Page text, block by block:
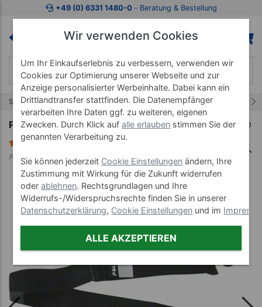
Zum Kaufbereich springen Zur Produktbeschreibung
+49 (0) 6331 1480-0 ‐ Beratung & Bestellung
Start Pulsmesser
POLAR Ersatzgurt für POLAR Sender, Gr. M
1 Bewertung
Art-Nr. 22229
Wir verwenden Cookies
Um Ihr Einkaufserlebnis zu verbessern, verwenden wir
Cookies zur Optimierung unserer Webseite und zur
Anzeige personalisierter Werbeinhalte. Dabei kann ein
Drittlandtransfer stattfinden. Die Datenempfänger
verarbeiten Ihre Daten ggf. zu weiteren, eigenen
Zwecken. Durch Klick aufalle erlauben stimmen Sie der
genannten Verarbeitung zu.
Sie können jederzeit Cookie Einstellungen ändern, Ihre
Zustimmung mit Wirkung für die Zukunft widerrufen
oderablehnen. Rechtsgrundlagen und Ihre
Widerrufs-/Widerspruchsrechte finden Sie in unserer
Datenschutzerklärung, Cookie Einstellungen und im
ALLE AKZEPTIEREN